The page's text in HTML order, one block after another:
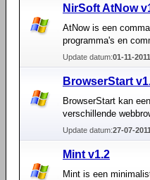
NirSoft AtNow
AtNow is een
programma's en
Update datum:01-11-2011
BrowserStart
BrowserStart kan
verschillende
Update datum:27-07-2011
Mint v1.2
Mint is een